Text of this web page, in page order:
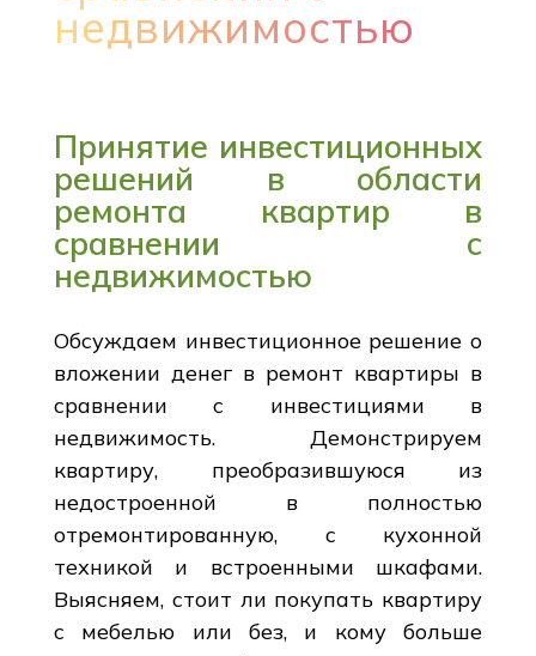
недвижимостью
Принятие инвестиционных
решений в области
ремонта квартир в
сравнении с
недвижимостью
Обсуждаем инвестиционное решение о
вложении денег в ремонт квартиры в
сравнении с инвестициями в
недвижимость. Демонстрируем
квартиру, преобразившуюся из
недостроенной в полностью
отремонтированную, с кухонной
техникой и встроенными шкафами.
Выясняем, стоит ли покупать квартиру
с мебелью или без, и кому больше